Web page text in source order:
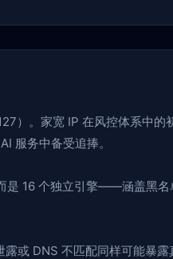
）。家宽 IP 在风控体系中的
服务中备受追捧。
是 16 个独立引擎——涵盖黑名
或 DNS 不匹配同样可能暴露